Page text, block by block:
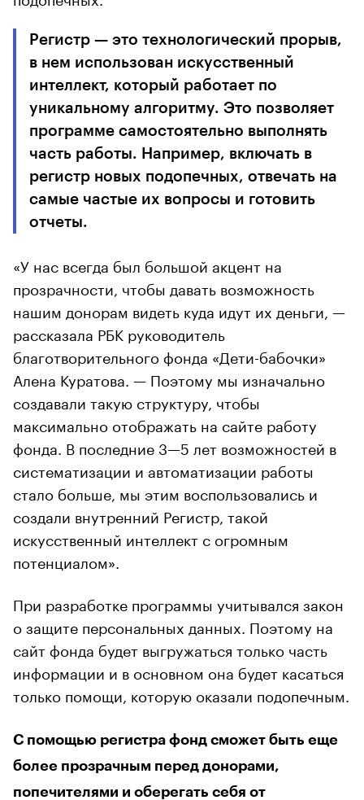
Регистр — это технологический прорыв,
в нем использован искусственный
интеллект, который работает по
уникальному алгоритму. Это позволяет
программе самостоятельно выполнять
часть работы. Например, включать в
регистр новых подопечных, отвечать на
самые частые их вопросы и готовить
отчеты.
«У нас всегда был большой акцент на
прозрачности, чтобы давать возможность
нашим донорам видеть куда идут их деньги, —
рассказала РБК руководитель
благотворительного фонда «Дети-бабочки»
Алена Куратова. — Поэтому мы изначально
создавали такую структуру, чтобы
максимально отображать на сайте работу
фонда. В последние 3—5 лет возможностей в
систематизации и автоматизации работы
стало больше, мы этим воспользовались и
создали внутренний Регистр, такой
искусственный интеллект с огромным
потенциалом».
При разработке программы учитывался закон
о защите персональных данных. Поэтому на
сайт фонда будет выгружаться только часть
информации и в основном она будет касаться
только помощи, которую оказали подопечным.
С помощью регистра фонд сможет быть еще
более прозрачным перед донорами,
попечителями и оберегать себя от